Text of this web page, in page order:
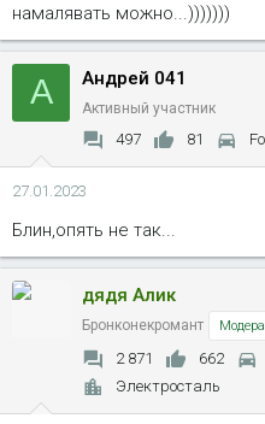
намалявать можно...)))))))
А Андрей 041
Активный участник
497 81
27.01.2023
Блин,опять не так...
дядя Алик
Бронконекромант
2 871 662
Электросталь